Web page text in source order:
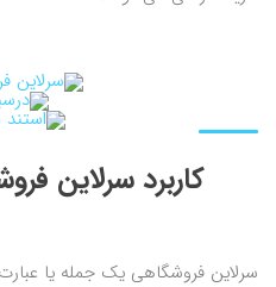
کاربرد سرلاین
سرلاین فروشگاهی یک جمله یا